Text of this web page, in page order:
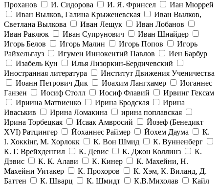
Проханов
И. Сидорова И. Я. Фринсел
Иан Мюррей
Иван Вылков, Галина Крыженевская
Иван Вылков,
Светлана Вылкова
Иван Лещук
Иван Лобанов
Иван Равлюк
Иван Супрунович
Иван Шнайдер
Игорь Белов
Игорь Малин Игорь Попов
Игорь
Райхельгауз
Игумен Иннокентий Павлов
Иен Барбур
Изабель Кун
Илья Лизоркин-Бердичевский
Иностранная литература
Институт Движения Ученичества
Иоанн Петрович Дик
Иоахим Лангхамер
Иоганнес
Ганзен
Иосиф Столл Иосиф Флавий
Ирвинг Гексам
Ириина Матвиенко
Ирина Бродская
Ирина
Иваськив
Ирина Ломакина
ирина поплавская
Ирина Торбецкая
Исаак Амвросий
Йозеф (Бенедикт
ХVI) Ратцингер
Йоханнес Раймер Йохем Даума
К.
І. Хоккінг, М. Хорлокк
К. Вон Шмид
К. Вунненберг
К. Г. Врейхденгил
К. Девис К. Джон Коллинз
К.
Дэвис
К. К. Алави К. Кинер
К. Махейни, Н.
Махейни Уитакер
К. Прохоров
К. Хэм, К. Виланд, Д.
Баттен
К. Шварц К. Шмидт К.В.Михолав
Кайл